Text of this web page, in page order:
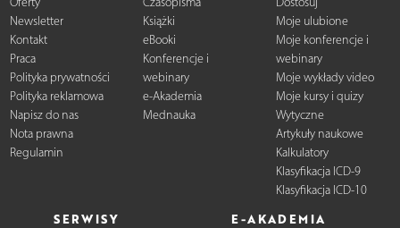
Newsletter
Kontakt
Praca
Polityka prywatności
Polityka reklamowa
Napisz do nas
Nota prawna
Regulamin
Książki
eBooki
Konferencje i
webinary
e-Akademia
Mednauka
Moje ulubione
Moje konferencje i
webinary
Moje wykłady video
Moje kursy i quizy
Wytyczne
Artykuły naukowe
Kalkulatory
Klasyfikacja ICD-9
Klasyfikacja ICD-10
SERWISY E-AKADEMIA